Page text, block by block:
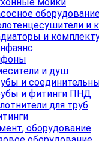
и
и
и душ
и
и фитинги ПНД
для труб
оборудование